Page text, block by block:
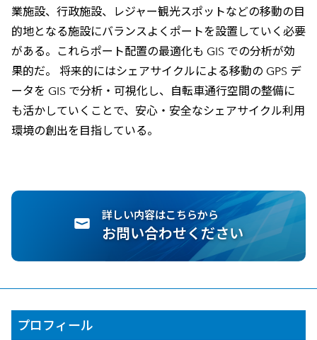
業施設、行政施設、レジャー観光スポットなどの移動の目
的地となる施設にバランスよくポートを設置していく必要
がある。これらポート配置の最適化も GIS での分析が効
果的だ。 将来的にはシェアサイクルによる移動の GPS デ
ータを GIS で分析・可視化し、自転車通行空間の整備に
も活かしていくことで、安心・安全なシェアサイクル利用
環境の創出を目指している。
詳しい内容はこちらから
お問い合わせください
プロフィール